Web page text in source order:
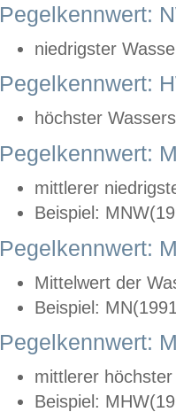
Pegelkennwert:
niedrigster
Pegelkennwert:
höchster
Pegelkennwert:
mittlerer
Beispiel:
Pegelkennwert:
Mittelwert der
Beispiel:
Pegelkennwert:
mittlerer
Beispiel: